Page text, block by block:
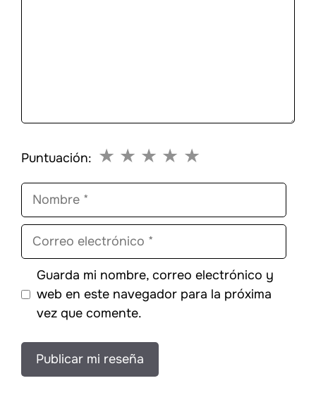
Puntuación: ★
★
★
★
★
Nombre
Correo
electrónico
Guarda mi nombre, correo electrónico y
web en este navegador para la próxima
vez que comente.